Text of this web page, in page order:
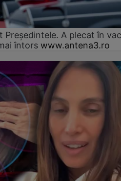
Președintele. A plecat în
întors www.antena3.ro